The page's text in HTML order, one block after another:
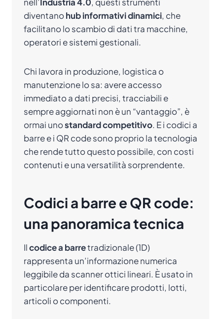
nell’Industria 4.0, questi strumenti
diventanohub informativi dinamici, che
facilitano lo scambio di dati tra macchine,
operatori e sistemi gestionali.
Chi lavora in produzione, logistica o
manutenzione lo sa: avere accesso
immediato a dati precisi, tracciabili e
sempre aggiornati non è un “vantaggio”, è
ormai unostandard competitivo. E i codici a
barre e i QR code sono proprio la tecnologia
che rende tutto questo possibile, con costi
contenuti e una versatilità sorprendente.
Codici a barre e QR code:
una panoramica tecnica
Ilcodice a barretradizionale (1D)
rappresenta un’informazione numerica
leggibile da scanner ottici lineari. È usato in
particolare per identificare prodotti, lotti,
articoli o componenti.